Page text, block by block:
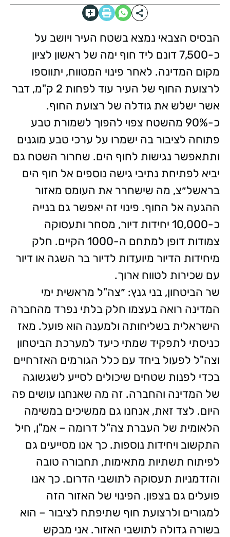
הבסיס הצבאי נמצא בשטח העיר ויושב על
כ-7,500 דונם ליד חוף ימה של ראשון לציון
מקום המדינה. לאחר פינוי המטווח, יתווספו
לרצועת החוף של העיר עוד לפחות 2 ק"מ, דבר
אשר ישלש את גודלה של רצועת החוף.
כ-90% מהשטח צפוי להפוך לשמורת טבע
פתוחה לציבור בה ישמרו על ערכי טבע מוגנים
ותתאפשר נגישות לחוף הים. שחרור השטח גם
יביא לפתיחת נתיבי גישה נוספים אל חוף הים
בראשל״צ, מה שישחרר את העומס מאזור
ההגעה אל החוף. פינוי זה יאפשר גם בנייה
כ-10,000 יחידות דיור, מסחר ותעסוקה
צמודות דופן למתחם ה-1000 הקיים. חלק
מיחידות הדיור מיועדות לדיור בר השגה או דיור
עם שכירות לטווח ארוך.
שר הביטחון, בני גנץ: ״צה"ל מראשית ימי
המדינה רואה בעצמו חלק בלתי נפרד מהחברה
הישראלית בשליחותה ולמענה הוא פועל. מאז
כניסתי לתפקיד שמתי כיעד למערכת הביטחון
וצה"ל לפעול ביחד עם כלל הגורמים האזרחיים
בכדי לפנות שטחים שיכולים לסייע לשגשוגה
של המדינה והחברה. זה מה שאנחנו עושים פה
היום. לצד זאת, אנחנו גם ממשיכים במשימה
הלאומית של העברת צה"ל דרומה – אמ"ן, חיל
התקשוב ויחידות נוספות. כך אנו מסייעים גם
לפיתוח תשתיות מתאימות, תחבורה טובה
והזדמניות תעסוקה לתושבי הדרום. כך אנו
פועלים גם בצפון. הפינוי של האזור הזה
למגורים ולרצועת חוף שתיפתח לציבור – הוא
בשורה גדולה לתושבי האזור. אני מבקש